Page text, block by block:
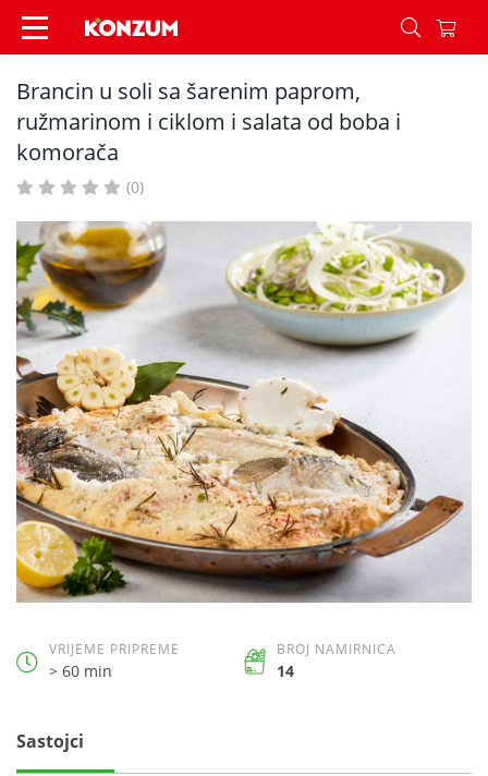
Brancin u soli sa šarenim paprom, ružmarinom
Brancin u soli sa šarenim paprom,
ružmarinom i ciklom i salata od boba i
komorača
(0)
VRIJEME PRIPREME
> 60 min
BROJ NAMIRNICA
14
Sastojci